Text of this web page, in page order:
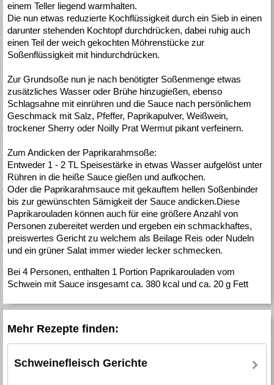
einem Teller liegend warmhalten.
Die nun etwas reduzierte Kochflüssigkeit durch ein Sieb in einen
darunter stehenden Kochtopf durchdrücken, dabei ruhig auch
einen Teil der weich gekochten Möhrenstücke zur
Soßenflüssigkeit mit hindurchdrücken.
Zur Grundsoße nun je nach benötigter Soßenmenge etwas
zusätzliches Wasser oder Brühe hinzugießen, ebenso
Schlagsahne mit einrühren und die Sauce nach persönlichem
Geschmack mit Salz, Pfeffer, Paprikapulver, Weißwein,
trockener Sherry oder Noilly Prat Wermut pikant verfeinern.
Zum Andicken der Paprikarahmsoße:
Entweder 1 - 2 TL Speisestärke in etwas Wasser aufgelöst unter
Rühren in die heiße Sauce gießen und aufkochen.
Oder die Paprikarahmsauce mit gekauftem hellen Soßenbinder
bis zur gewünschten Sämigkeit der Sauce andicken.Diese
Paprikarouladen können auch für eine größere Anzahl von
Personen zubereitet werden und ergeben ein schmackhaftes,
preiswertes Gericht zu welchem als Beilage Reis oder Nudeln
und ein grüner Salat immer wieder lecker schmecken.
Bei 4 Personen, enthalten 1 Portion Paprikarouladen vom
Schwein mit Sauce insgesamt ca. 380 kcal und ca. 20 g Fett
Mehr Rezepte finden:
Schweinefleisch Gerichte